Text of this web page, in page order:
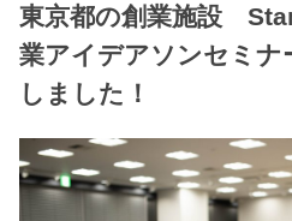
東京都の創業施設
業アイデアソンセミ
しました！